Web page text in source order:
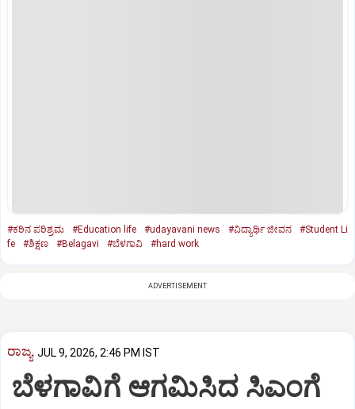
#ಕಠಿನ ಪರಿಶ್ರಮ #Education life #udayavani news #ವಿದ್ಯಾರ್ಥಿ ಜೀವನ
#Student Li
fe
#ಶಿಕ್ಷಣ #Belagavi #ಬೆಳಗಾವಿ #hard work
ADVERTISEMENT
ರಾಜ್ಯ JUL 9, 2026, 2:46 PM IST
ಬೆಳಗಾವಿಗೆ ಆಗಮಿಸಿದ ಸಿಎಂಗೆ